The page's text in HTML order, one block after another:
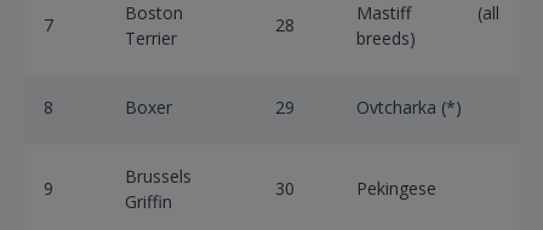
7
Boston
Terrier
28
Mastiff (all
breeds)
8 Boxer 29 Ovtcharka (*)
9
Brussels
Griffin
30 Pekingese